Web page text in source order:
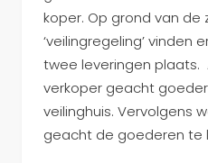
koper. Op grond van
‘veilingregeling’ vinden
twee leveringen plaats.
verkoper geacht
veilinghuis. Vervolgens
geacht de goederen te